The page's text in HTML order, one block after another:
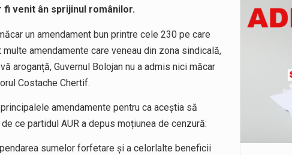
venit ân sprijinul românilor.
un amendament bun printre cele 230 pe care
amendamente care veneau din zona sindicală,
aroganță, Guvernul Bolojan nu a admis nici măcar
Costache Chertif.
amendamente pentru ca aceștia să
ce partidul AUR a depus moțiunea de cenzură:
sumelor forfetare și a celorlalte beneficii